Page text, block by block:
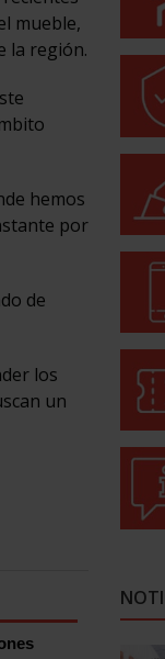
mueble,
la región.
hemos
por
de
los
un